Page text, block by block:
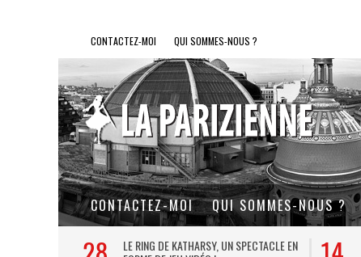
CONTACTEZ-MOI QUI SOMMES-NOUS ?
CONTACTEZ-MOI QUI SOMMES-NOUS ?
LE RING DE KATHARSY, UN SPECTACLE EN